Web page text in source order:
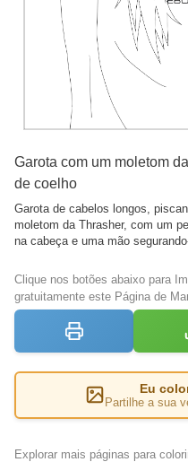
Garota com um moletom
de coelho
Garota de cabelos longos,
moletom da Thrasher, com um
na cabeça e uma mão
Clique nos botões abaixo para
gratuitamente este Página de
Eu
Partilhe a sua
Explorar mais páginas para